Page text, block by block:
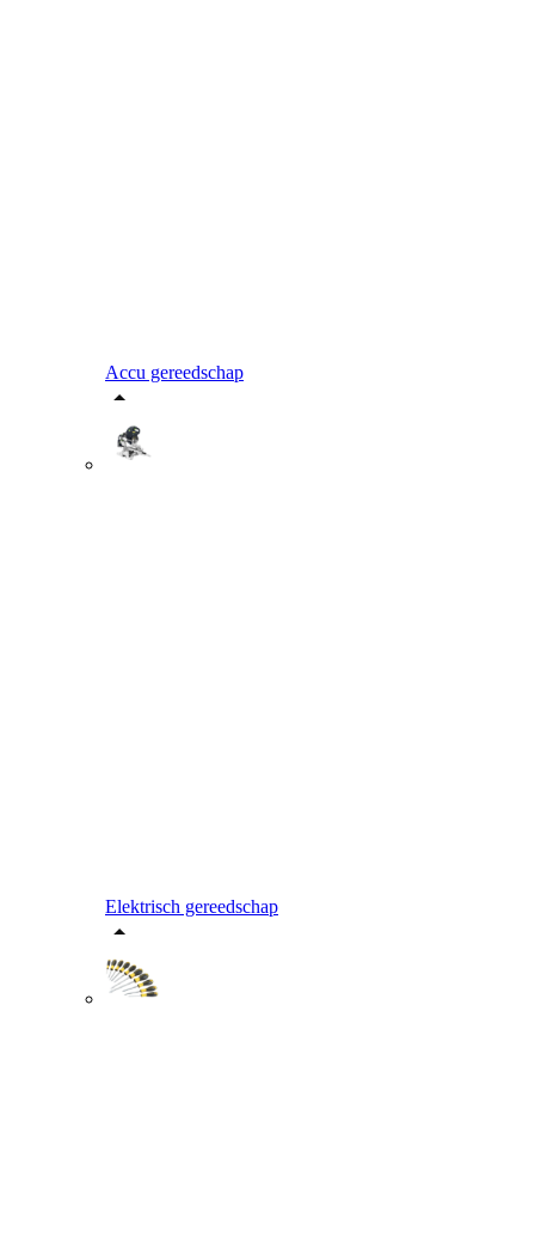
Accu gereedschap
Elektrisch gereedschap